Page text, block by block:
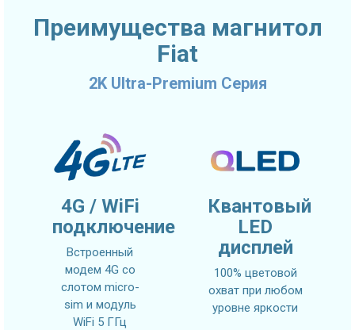
Преимущества магнитол
Fiat
2K Ultra-Premium Серия
4G / WiFi
подключение
Встроенный
модем 4G со
слотом micro-
sim и модуль
WiFi 5 ГГц
Квантовый
LED
дисплей
100% цветовой
охват при любом
уровне яркости